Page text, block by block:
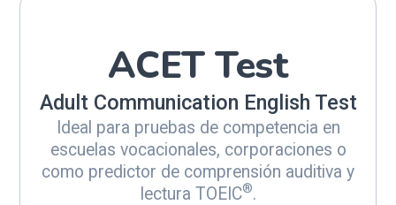
ACET Test
Adult Communication English Test
Ideal para pruebas de competencia en
escuelas vocacionales, corporaciones o
como predictor de comprensión auditiva y
lectura TOEIC®.